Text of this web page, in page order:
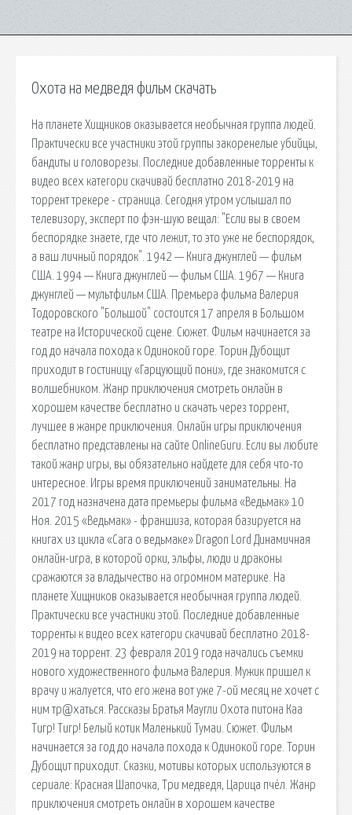
Охота на медведя фильм скачать
На планете Хищников оказывается необычная группа людей.
Практически все участники этой группы закоренелые убийцы,
бандиты и головорезы. Последние добавленные торренты к
видео всех категори скачивай бесплатно 2018-2019 на
торрент трекере - страница. Сегодня утром услышал по
телевизору, эксперт по фэн-шую вещал: "Если вы в своем
беспорядке знаете, где что лежит, то это уже не беспорядок,
а ваш личный порядок". 1942 — Книга джунглей — фильм
США. 1994 — Книга джунглей — фильм США. 1967 — Книга
джунглей — мультфильм США. Премьера фильма Валерия
Тодоровского "Большой" состоится 17 апреля в Большом
театре на Исторической сцене. Сюжет. Фильм начинается за
год до начала похода к Одинокой горе. Торин Дубощит
приходит в гостиницу «Гарцующий пони», где знакомится с
волшебником. Жанр приключения смотреть онлайн в
хорошем качестве бесплатно и скачать через торрент,
лучшее в жанре приключения. Онлайн игры приключения
бесплатно представлены на сайте OnlineGuru. Если вы любите
такой жанр игры, вы обязательно найдете для себя что-то
интересное. Игры время приключений занимательны. На
2017 год назначена дата премьеры фильма «Ведьмак» 10
Ноя. 2015 «Ведьмак» - франшиза, которая базируется на
книгах из цикла «Сага о ведьмаке» Dragon Lord Динамичная
онлайн-игра, в которой орки, эльфы, люди и драконы
сражаются за владычество на огромном материке. На
планете Хищников оказывается необычная группа людей.
Практически все участники этой. Последние добавленные
торренты к видео всех категори скачивай бесплатно 2018-
2019 на торрент. 23 февраля 2019 года начались съемки
нового художественного фильма Валерия. Мужик пришел к
врачу и жалуется, что его жена вот уже 7-ой месяц не хочет с
ним тр@хаться. Рассказы Братья Маугли Охота питона Каа
Тигр! Тигр! Белый котик Маленький Тумаи. Сюжет. Фильм
начинается за год до начала похода к Одинокой горе. Торин
Дубощит приходит. Сказки, мотивы которых используются в
сериале: Красная Шапочка, Три медведя, Царица пчёл. Жанр
приключения смотреть онлайн в хорошем качестве